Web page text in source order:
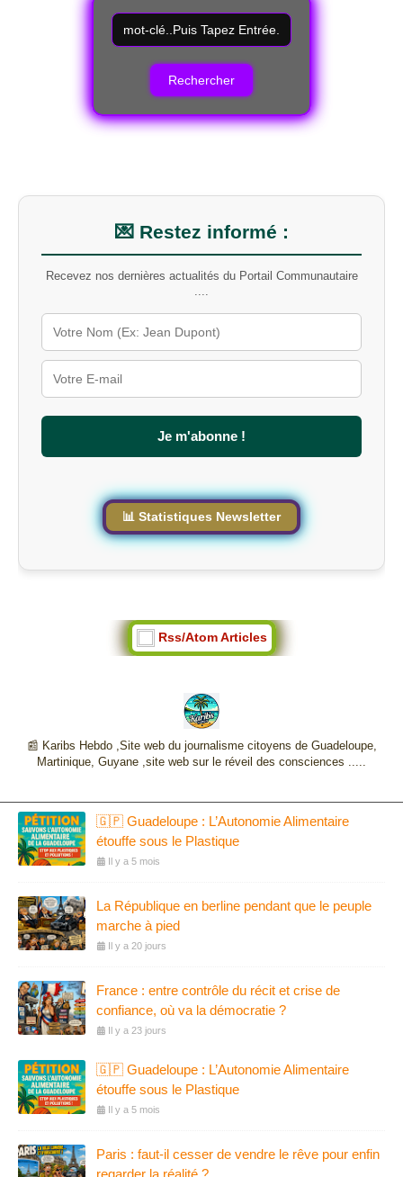
R
e
c
m
o
t
-
l
é
u
r
l
e
💌 Restez informé :
Recevez nos dernières actualités du Portail Communautaire
....
Je m'abonne !
📊 Statistiques Newsletter
Rss/Atom Articles
📰 Karibs Hebdo ,Site web du journalisme citoyens de Guadeloupe,
Martinique, Guyane ,site web sur le réveil des consciences .....
🇬🇵 Guadeloupe : L’Autonomie Alimentaire
étouffe sous le Plastique
Il y a 5 mois
La République en berline pendant que le peuple
marche à pied
Il y a 20 jours
France : entre contrôle du récit et crise de
confiance, où va la démocratie ?
Il y a 23 jours
🇬🇵 Guadeloupe : L’Autonomie Alimentaire
étouffe sous le Plastique
Il y a 5 mois
Paris : faut-il cesser de vendre le rêve pour enfin